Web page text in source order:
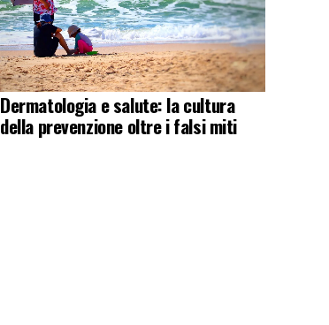
Dermatologia e salute: la cultura
della prevenzione oltre i falsi miti